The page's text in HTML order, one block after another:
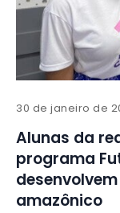
30 de janeiro de
Alunas da
programa
amazônico